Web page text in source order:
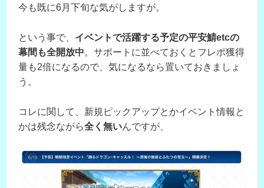
今も既に6月下旬な気がしますが。
という事で、 イベントで活躍する予定の平安鯖etcの
幕間も全開放中。サポートに並べておくとフレポ獲得
量も2倍になるので、気になるなら置いておきましょ
う。
コレに関して、新規ピックアップとかイベント情報と
かは残念ながら全く無いんですが、